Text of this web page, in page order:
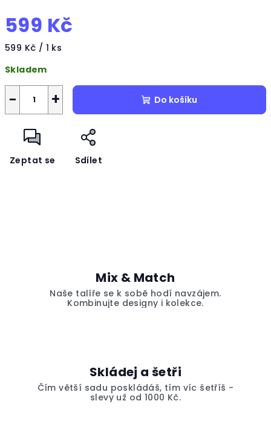
599 Kč
Měrná
599 Kč / 1 ks
Skladem
+
− Do košíku
Zeptat se Sdílet
Mix & Match
Naše talíře se k sobě hodí navzájem.
Kombinujte designy i kolekce.
Skládej a šetři
Čím větší sadu poskládáš, tím víc šetříš -
slevy už od 1000 Kč.